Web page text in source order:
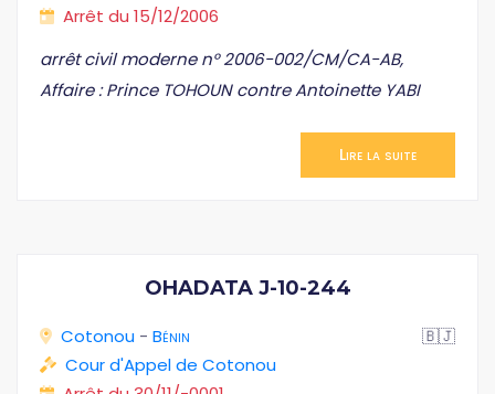
Arrêt du 15/12/2006
arrêt civil moderne n° 2006-002/CM/CA-AB,
Affaire : Prince TOHOUN contre Antoinette YABI
Lire la suite
OHADATA J-10-244
Cotonou - Bénin
🇧🇯
Cour d'Appel de Cotonou